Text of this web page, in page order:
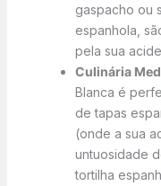
gaspacho ou
espanhola,
pela sua
Culinária
Blanca é
de tapas
(onde a sua
untuosidade
tortilha